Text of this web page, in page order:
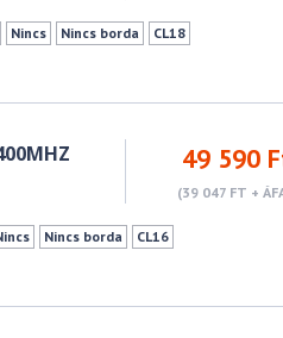
Nincs Nincs borda CL18
49 590
(39 047 FT +
Nincs borda CL16